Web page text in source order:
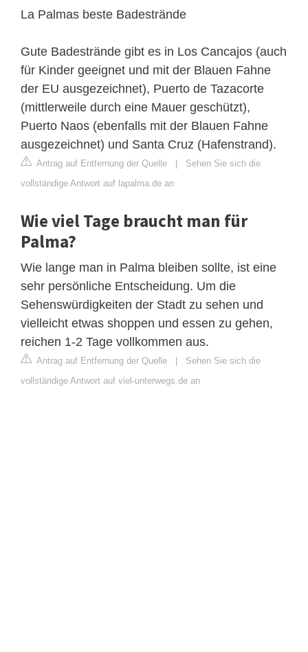
La Palmas beste Badestrände
Gute Badestrände gibt es in Los Cancajos (auch
für Kinder geeignet und mit der Blauen Fahne
der EU ausgezeichnet), Puerto de Tazacorte
(mittlerweile durch eine Mauer geschützt),
Puerto Naos (ebenfalls mit der Blauen Fahne
ausgezeichnet) und Santa Cruz (Hafenstrand).
Antrag auf Entfernung der Quelle | Sehen Sie sich die
vollständige Antwort auf lapalma.de an
Wie viel Tage braucht man für
Palma?
Wie lange man in Palma bleiben sollte, ist eine
sehr persönliche Entscheidung. Um die
Sehenswürdigkeiten der Stadt zu sehen und
vielleicht etwas shoppen und essen zu gehen,
reichen 1-2 Tage vollkommen aus.
Antrag auf Entfernung der Quelle | Sehen Sie sich die
vollständige Antwort auf viel-unterwegs.de an